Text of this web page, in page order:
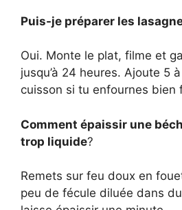
Puis-je préparer les
Oui. Monte le plat, filme et
jusqu’à 24 heures. Ajoute 5
cuisson si tu enfournes bien
Comment épaissir une
trop liquide?
Remets sur feu doux en
peu de fécule diluée dans